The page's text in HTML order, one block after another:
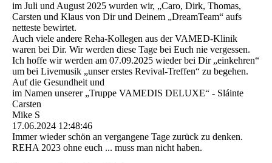
im Juli und August 2025 wurden wir, „Caro, Dirk, Thomas,
Carsten und Klaus von Dir und Deinem „DreamTeam“ aufs
netteste bewirtet.
Auch viele andere Reha-Kollegen aus der VAMED-Klinik
waren bei Dir. Wir werden diese Tage bei Euch nie vergessen.
Ich hoffe wir werden am 07.09.2025 wieder bei Dir „einkehren“
um bei Livemusik „unser erstes Revival-Treffen“ zu begehen.
Auf die Gesundheit und
im Namen unserer „Truppe VAMEDIS DELUXE“ - Sláinte
Carsten
Mike S
17.06.2024 12:48:46
Immer wieder schön an vergangene Tage zurück zu denken.
REHA 2023 ohne euch ... muss man nicht haben.